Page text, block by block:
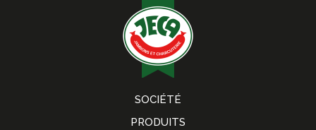
SOCIÉTÉ
PRODUITS